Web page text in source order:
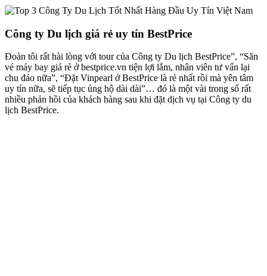
Công ty Du lịch giá rẻ uy tín BestPrice
Đoàn tôi rất hài lòng với tour của Công ty Du lịch BestPrice”, “Săn
vé máy bay giá rẻ ở bestprice.vn tiện lợi lắm, nhân viên tư vấn lại
chu đáo nữa”, “Đặt Vinpearl ở BestPrice là rẻ nhất rồi mà yên tâm
uy tín nữa, sẽ tiếp tục ủng hộ dài dài”… đó là một vài trong số rất
nhiều phản hồi của khách hàng sau khi đặt dịch vụ tại Công ty du
lịch BestPrice.